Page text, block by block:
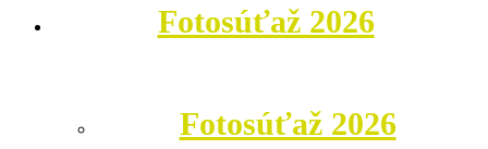
Fotosúťaž 2026
Fotosúťaž 2026